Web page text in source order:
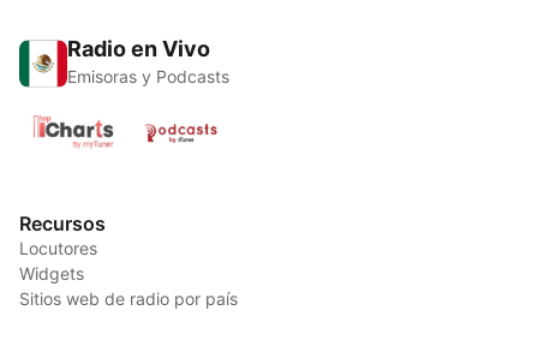
Radio en Vivo
Emisoras y Podcasts
Recursos
Locutores
Widgets
Sitios web de radio por país